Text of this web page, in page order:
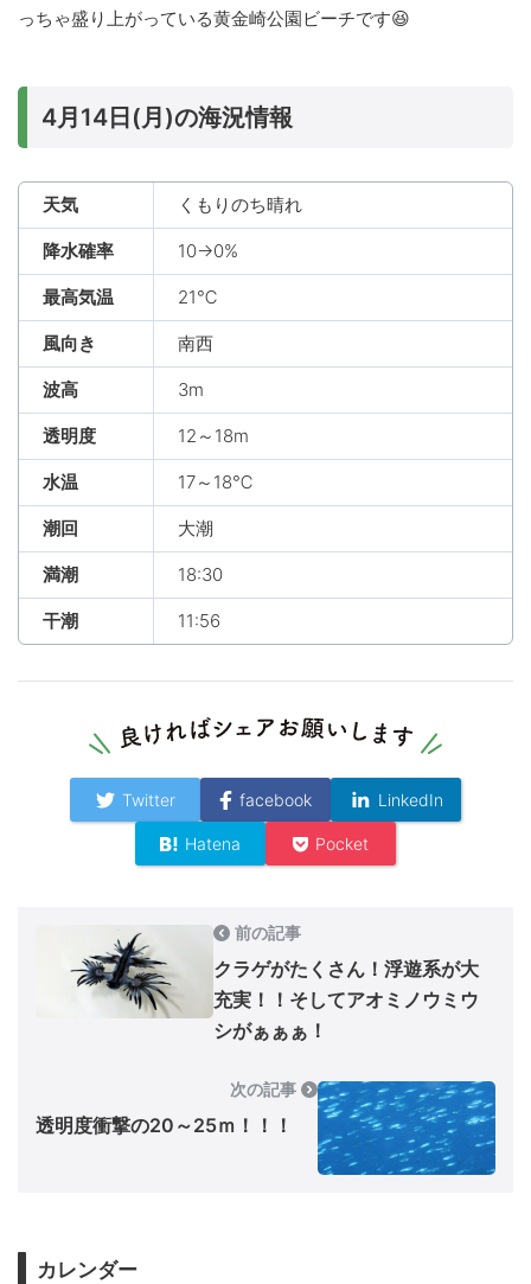
っちゃ盛り上がっている黄金崎公園ビーチです😆
4月14日(月)の海況情報
天気 くもりのち晴れ
降水確率 10→0%
最高気温 21℃
風向き 南西
波高 3m
透明度 12～18m
水温 17～18℃
潮回 大潮
満潮 18:30
干潮 11:56
Twitter facebook LinkedIn
Hatena Pocket
前の記事
クラゲがたくさん！浮遊系が大
充実！！そしてアオミノウミウ
シがぁぁぁ！
次の記事
透明度衝撃の20～25ｍ！！！
カレンダー